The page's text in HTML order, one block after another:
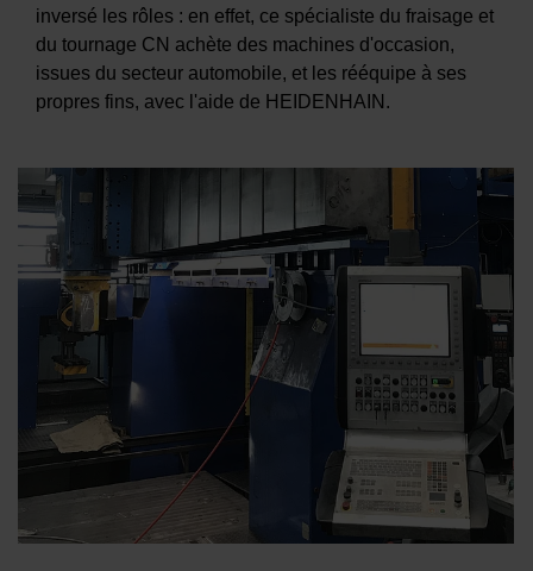
inversé les rôles : en effet, ce spécialiste du fraisage et
du tournage CN achète des machines d'occasion,
issues du secteur automobile, et les rééquipe à ses
propres fins, avec l'aide de HEIDENHAIN.